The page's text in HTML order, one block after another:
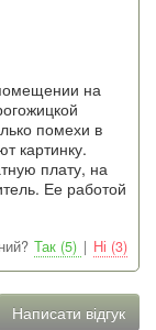
на
помехи в
картинку.
плату, на
Ее работой
Так (5) | Ні (3)
Написати відгук